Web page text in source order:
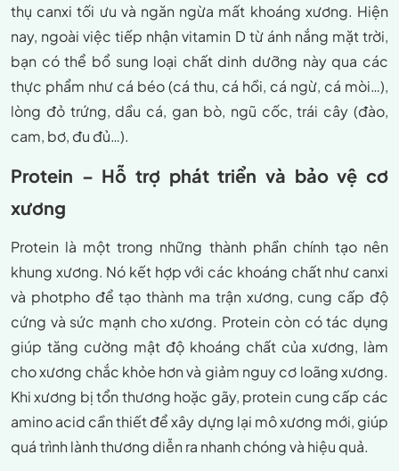
thụ canxi tối ưu và ngăn ngừa mất khoáng xương. Hiện
nay, ngoài việc tiếp nhận vitamin D từ ánh nắng mặt trời,
bạn có thể bổ sung loại chất dinh dưỡng này qua các
thực phẩm như cá béo (cá thu, cá hồi, cá ngừ, cá mòi…),
lòng đỏ trứng, dầu cá, gan bò, ngũ cốc, trái cây (đào,
cam, bơ, đu đủ…).
Protein – Hỗ trợ phát triển và bảo vệ cơ
xương
Protein là một trong những thành phần chính tạo nên
khung xương. Nó kết hợp với các khoáng chất như canxi
và photpho để tạo thành ma trận xương, cung cấp độ
cứng và sức mạnh cho xương. Protein còn có tác dụng
giúp tăng cường mật độ khoáng chất của xương, làm
cho xương chắc khỏe hơn và giảm nguy cơ loãng xương.
Khi xương bị tổn thương hoặc gãy, protein cung cấp các
amino acid cần thiết để xây dựng lại mô xương mới, giúp
quá trình lành thương diễn ra nhanh chóng và hiệu quả.